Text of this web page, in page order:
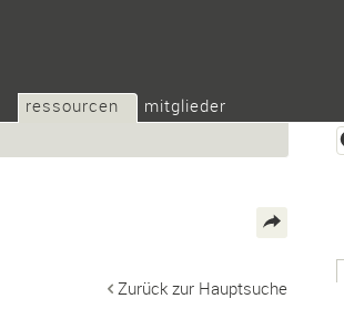
ressourcen
mitglieder
Zurück zur Hauptsuche